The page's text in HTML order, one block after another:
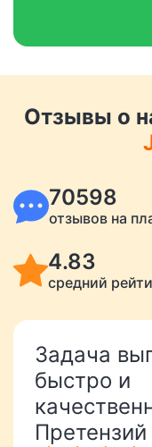
Отзывы о
70598
отзывов на
4.83
средний
Задача
быстро и
Претензий